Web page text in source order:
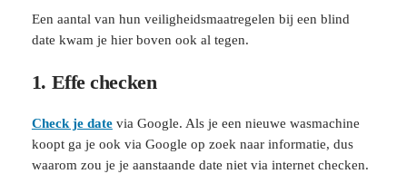
Een aantal van hun veiligheidsmaatregelen bij een blind
date kwam je hier boven ook al tegen.
1. Effe checken
Check je datevia Google. Als je een nieuwe wasmachine
koopt ga je ook via Google op zoek naar informatie, dus
waarom zou je je aanstaande date niet via internet checken.